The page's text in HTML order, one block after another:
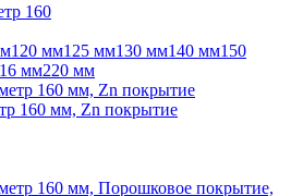
160
120 мм125 мм130 мм140 мм150
мм220 мм
160 мм, Zn покрытие